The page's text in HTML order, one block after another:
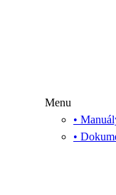
Menu
•
•